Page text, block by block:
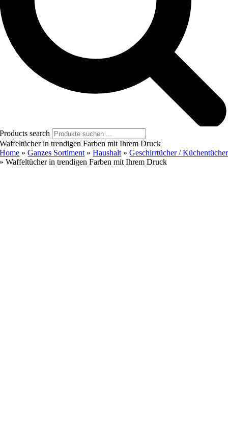
Products search
Waffeltücher in trendigen Farben mit Ihrem Druck
Home »Ganzes Sortiment »Haushalt »Geschirrtücher / Küchentücher
»Waffeltücher in trendigen Farben mit Ihrem Druck